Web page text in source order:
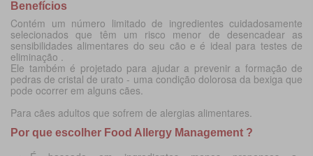
Benefícios
Contém um número limitado de ingredientes cuidadosamente
selecionados que têm um risco menor de desencadear as
sensibilidades alimentares do seu cão e é ideal para testes de
eliminação
Ele também é projetado para ajudar a prevenir a formação de
pedras de cristal de urato - uma condição dolorosa da bexiga que
pode ocorrer em alguns cães.
Para cães adultos que sofrem de alergias alimentares.
Por que escolher Food Allergy Management ?